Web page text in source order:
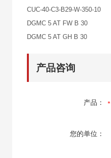
CUC-40-C3-B29-W-350-10
DGMC 5 AT FW B 30
DGMC 5 AT GH B 30
产品咨询
产品：
您的单位：